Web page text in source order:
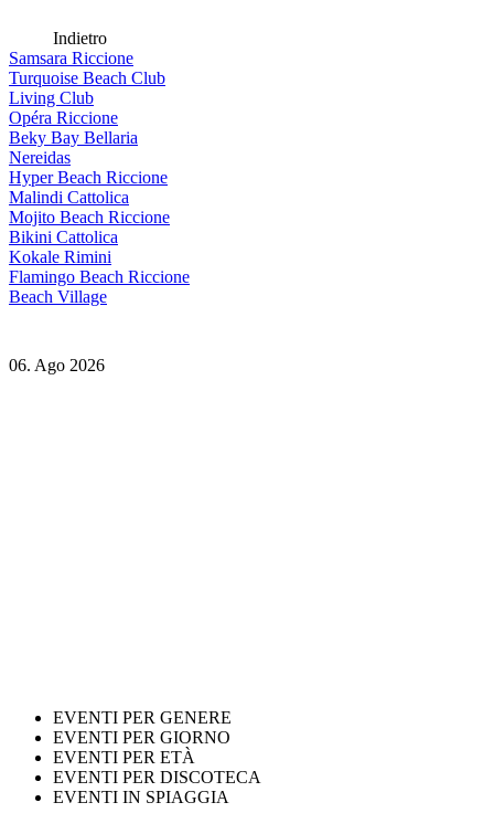
Indietro
Samsara Riccione
Turquoise Beach Club
Living Club
Opéra Riccione
Beky Bay Bellaria
Nereidas
Hyper Beach Riccione
Malindi Cattolica
Mojito Beach Riccione
Bikini Cattolica
Kokale Rimini
Flamingo Beach Riccione
Beach Village
06. Ago 2026
EVENTI PER GENERE
EVENTI PER GIORNO
EVENTI PER ETÀ
EVENTI PER DISCOTECA
EVENTI IN SPIAGGIA